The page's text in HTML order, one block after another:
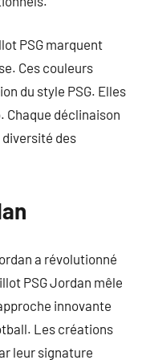
PSG marquent
Ces couleurs
du style PSG. Elles
Chaque déclinaison
des
a révolutionné
PSG Jordan mêle
innovante
Les créations
leur signature